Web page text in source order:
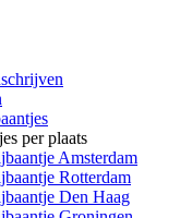
per plaats
Amsterdam
Rotterdam
Den Haag